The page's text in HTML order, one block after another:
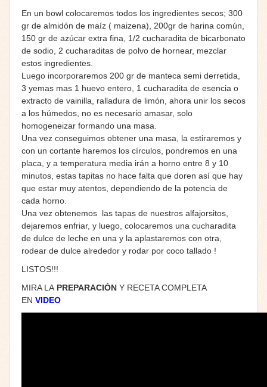
En un bowl colocaremos todos los ingredientes secos; 300
gr de almidón de maíz ( maizena), 200gr de harina común,
150 gr de azúcar extra fina, 1/2 cucharadita de bicarbonato
de sodio, 2 cucharaditas de polvo de hornear, mezclar
estos ingredientes.
Luego incorporaremos 200 gr de manteca semi derretida,
3 yemas mas 1 huevo entero, 1 cucharadita de esencia o
extracto de vainilla, ralladura de limón, ahora unir los secos
a los húmedos, no es necesario amasar, solo
homogeneizar formando una masa.
Una vez conseguimos obtener una masa, la estiraremos y
con un cortante haremos los círculos, pondremos en una
placa, y a temperatura media irán a horno entre 8 y 10
minutos, estas tapitas no hace falta que doren así que hay
que estar muy atentos, dependiendo de la potencia de
cada horno.
Una vez obtenemos las tapas de nuestros alfajorsitos,
dejaremos enfriar, y luego, colocaremos una cucharadita
de dulce de leche en una y la aplastaremos con otra,
rodear de dulce alrededor y rodar por coco tallado !
LISTOS!!!
MIRA LA PREPARACIÓN Y RECETA COMPLETA
EN VIDEO